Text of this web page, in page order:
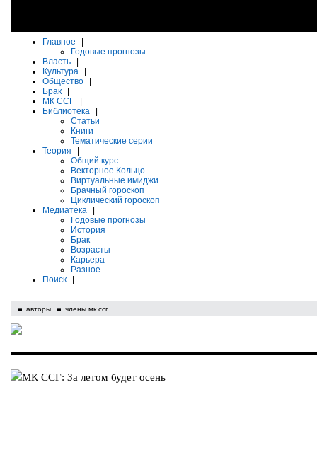
Главное
Годовые прогнозы
Власть
Культура
Общество
Брак
МК ССГ
Библиотека
Статьи
Книги
Тематические серии
Теория
Общий курс
Векторное Кольцо
Виртуальные имиджи
Брачный гороскоп
Циклический гороскоп
Медиатека
Годовые прогнозы
История
Брак
Возрасты
Карьера
Разное
Поиск
авторы члены мк ссг